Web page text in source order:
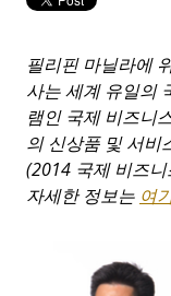
필리핀 마닐라에
사는세계 유일의
램인 국제 비즈니
의 신상품 및 서비
(2014 국제 비즈
자세한 정보는 여